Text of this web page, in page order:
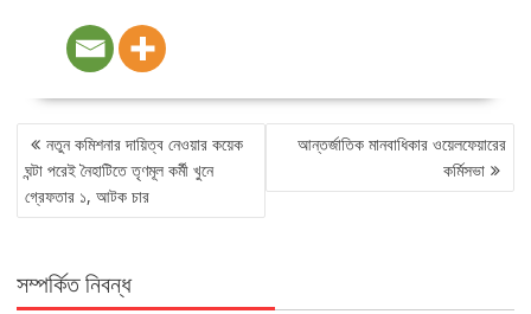
POST
NAVIGATION
নতুন কমিশনার দায়িত্ব নেওয়ার কয়েক
ঘন্টা পরেই নৈহাটিতে তৃণমূল কর্মী খুনে
গ্রেফতার ১, আটক চার
আন্তর্জাতিক মানবাধিকার ওয়েলফেয়ারের
কর্মিসভা
সম্পর্কিত নিবন্ধ